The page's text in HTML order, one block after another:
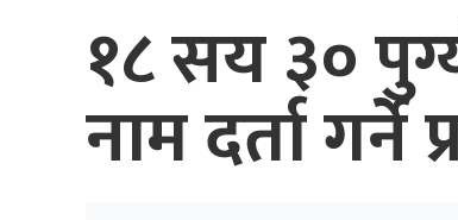
१८ सय ३०
नाम दर्ता